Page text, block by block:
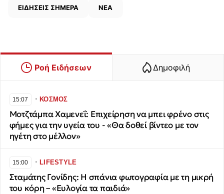
ΕΙΔΗΣΕΙΣ ΣΗΜΕΡΑ ΝΕΑ
Ροή Ειδήσεων Δημοφιλή
15:07 ∙ΚΟΣΜΟΣ
Μοτζτάμπα Χαμενεΐ: Επιχείρηση να μπει φρένο στις
φήμες για την υγεία του - «Θα δοθεί βίντεο με τον
ηγέτη στο μέλλον»
15:00 ∙LIFESTYLE
Σταμάτης Γονίδης: Η σπάνια φωτογραφία με τη μικρή
του κόρη – «Ευλογία τα παιδιά»